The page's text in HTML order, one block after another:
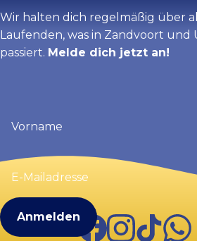
Wir halten dich regelmäßig über
Laufenden, was in Zandvoort und
passiert. Melde dich jetzt an!
(erforderlich)
E-
Mailadresse
FacebookInstagram
TikTok